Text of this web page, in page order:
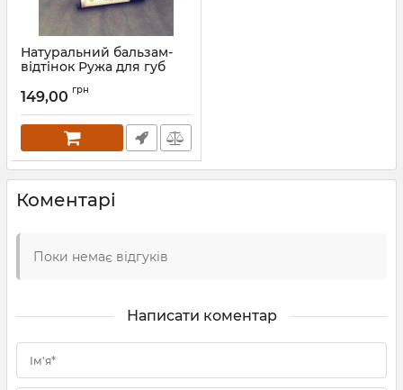
Натуральний бальзам-
відтінок Ружа для губ
149,00 грн
Коментарі
Поки немає відгуків
Написати коментар
Ім'я*